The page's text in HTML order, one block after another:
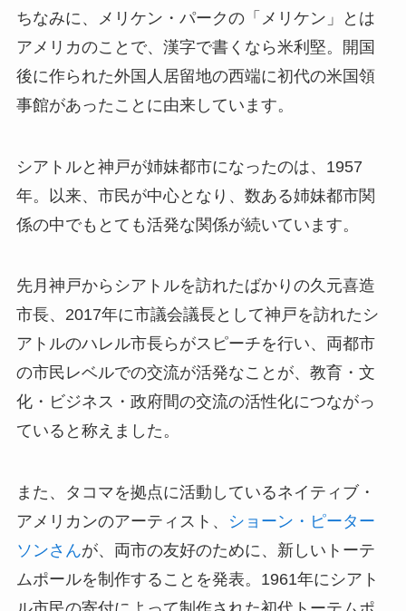
ちなみに、メリケン・パークの「メリケン」とは
アメリカのことで、漢字で書くなら米利堅。開国
後に作られた外国人居留地の西端に初代の米国領
事館があったことに由来しています。
シアトルと神戸が姉妹都市になったのは、1957
年。以来、市民が中心となり、数ある姉妹都市関
係の中でもとても活発な関係が続いています。
先月神戸からシアトルを訪れたばかりの久元喜造
市長、2017年に市議会議長として神戸を訪れたシ
アトルのハレル市長らがスピーチを行い、両都市
の市民レベルでの交流が活発なことが、教育・文
化・ビジネス・政府間の交流の活性化につながっ
ていると称えました。
また、タコマを拠点に活動しているネイティブ・
アメリカンのアーティスト、
ショーン・ピーター
ソンさんが、両市の友好のために、新しいトーテ
ムポールを制作することを発表。1961年にシアト